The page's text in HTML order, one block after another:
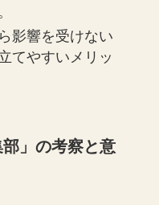
影響を受けない
てやすいメリッ
」の考察と意